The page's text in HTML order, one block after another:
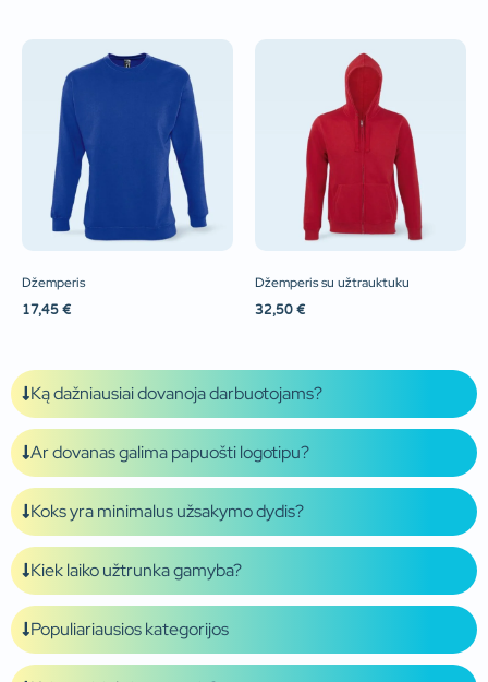
Džemperis
17,45 €
Džemperis su užtrauktuku
32,50 €
Ką dažniausiai dovanoja darbuotojams?
Ar dovanas galima papuošti logotipu?
Koks yra minimalus užsakymo dydis?
Kiek laiko užtrunka gamyba?
Populiariausios kategorijos